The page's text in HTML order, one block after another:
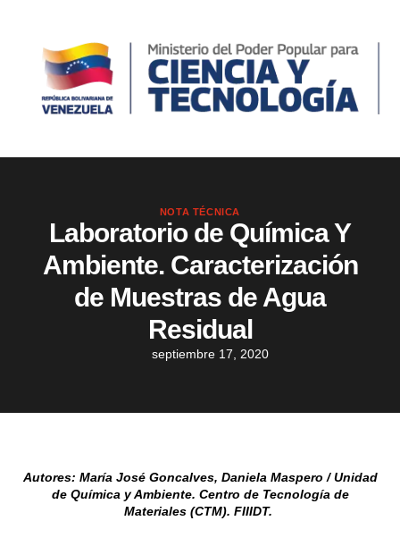
NOTA TÉCNICA
Laboratorio de Química Y
Ambiente. Caracterización
de Muestras de Agua
Residual
septiembre 17, 2020
Autores: María José Goncalves, Daniela Maspero / Unidad
de Química y Ambiente. Centro de Tecnología de
Materiales (CTM). FIIIDT.